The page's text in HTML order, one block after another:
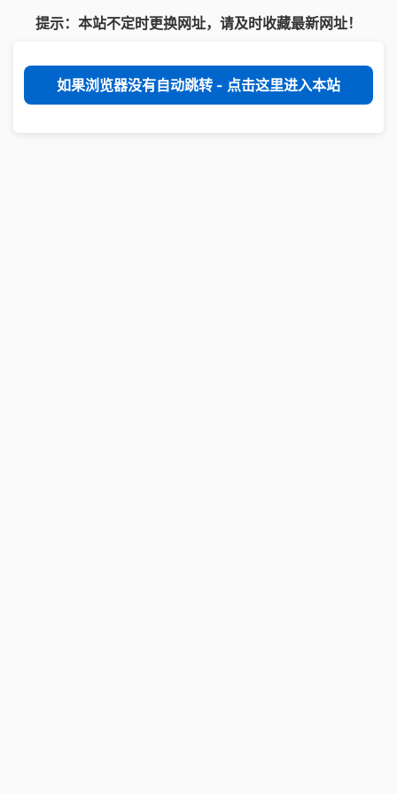
提示：本站不定时更换网址，请及时收藏最新网址！
如果浏览器没有自动跳转 - 点击这里进入本站